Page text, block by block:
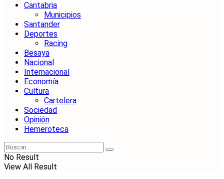
Cantabria
Municipios
Santander
Deportes
Racing
Besaya
Nacional
Internacional
Economía
Cultura
Cartelera
Sociedad
Opinión
Hemeroteca
No Result
View All Result